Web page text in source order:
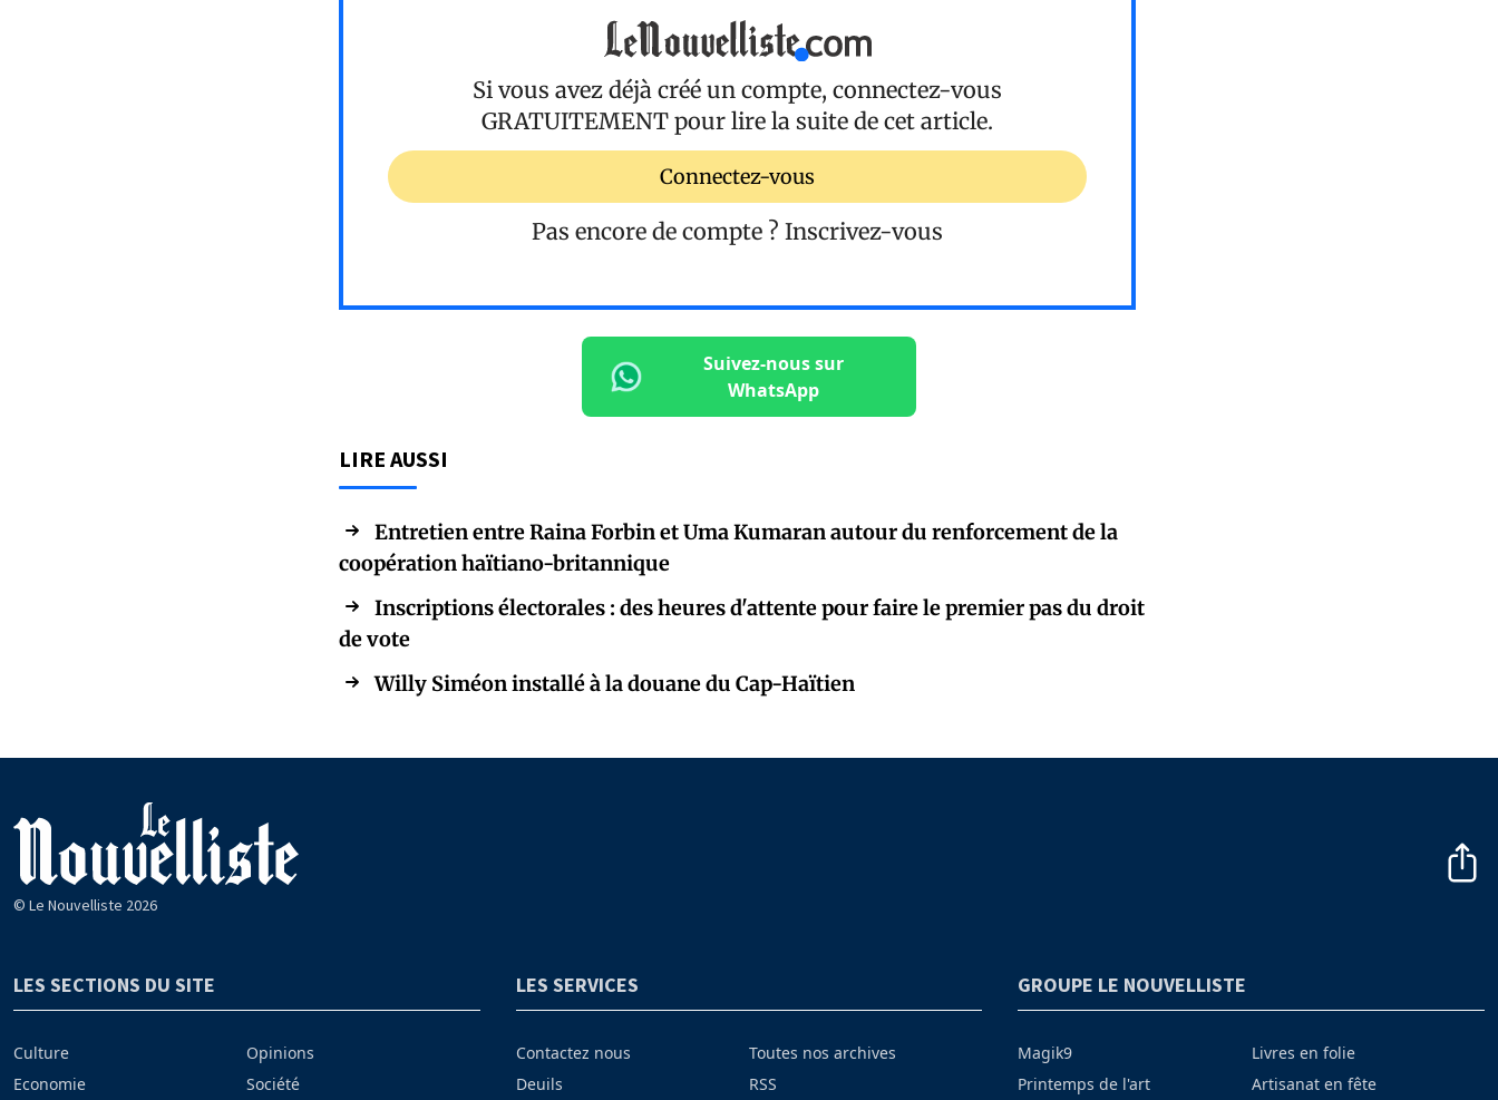
Si vous avez déjà créé un compte, connectez-vous
GRATUITEMENT pour lire la suite de cet article.
Connectez-vous
Pas encore de compte ? Inscrivez-vous
Suivez-nous sur
WhatsApp
LIRE AUSSI
Entretien entre Raina Forbin et Uma Kumaran autour du renforcement de la
coopération haïtiano-britannique
Inscriptions électorales : des heures d'attente pour faire le premier pas du droit
de vote
Willy Siméon installé à la douane du Cap-Haïtien
© Le Nouvelliste 2026
LES SECTIONS DU SITE
Culture
Economie
Opinions
Société
LES SERVICES
Contactez nous
Deuils
Toutes nos archives
RSS
GROUPE LE NOUVELLISTE
Magik9
Printemps de l'art
Livres en folie
Artisanat en fête